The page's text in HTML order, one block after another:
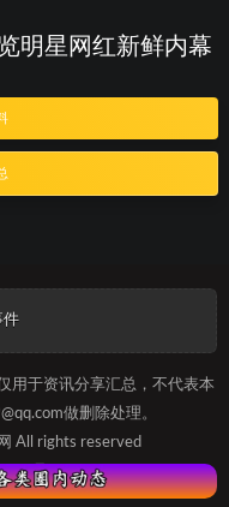
明星网红新鲜内幕
件
用于资讯分享汇总，不代表本
做删除处理。
All rights reserved
号